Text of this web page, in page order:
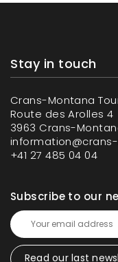
Stay in touch
Crans-Montana
Route des Arolles 4
3963 Crans-
+41 27 485 04 04
Subscribe to our
Read our last